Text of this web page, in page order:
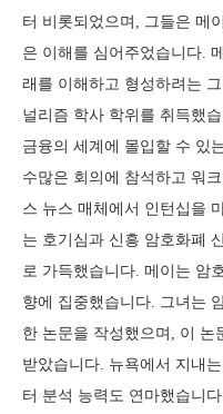
터 비롯되었으며, 그들은 메
은 이해를 심어주었습니다.
래를 이해하고 형성하려는
널리즘 학사 학위를 취득했
금융의 세계에 몰입할 수 있
수많은 회의에 참석하고 워
스 뉴스 매체에서 인턴십을
는 호기심과 신흥 암호화폐
로 가득했습니다. 메이는 암
향에 집중했습니다. 그녀는
한 논문을 작성했으며, 이 논
받았습니다. 뉴욕에서 지내
터 분석 능력도 연마했습니